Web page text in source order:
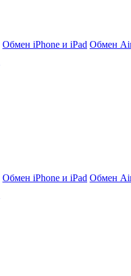
Обмен iPhone и iPad Обмен
Обмен iPhone и iPad Обмен